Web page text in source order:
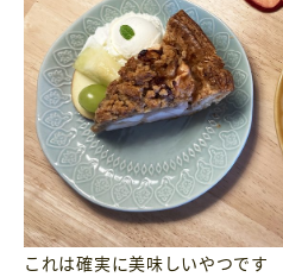
これは確実に美味しいやつです